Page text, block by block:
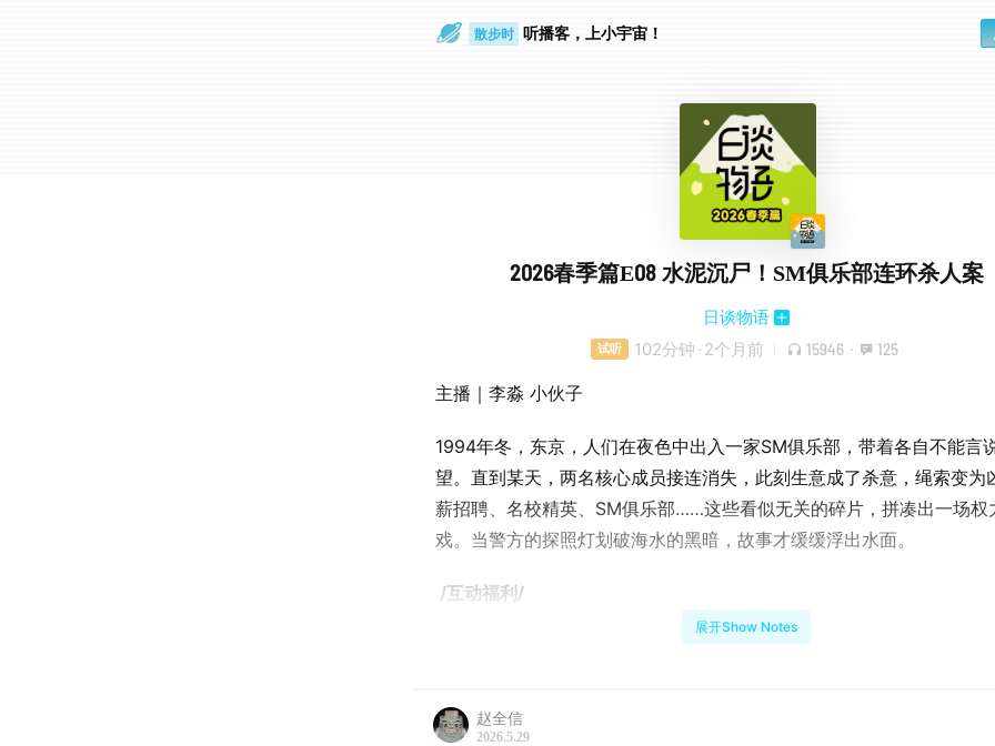
散步时
通勤路上
听播客，上小宇宙！
2026春季篇E08 水泥沉尸！SM俱乐部连环杀人案
日谈物语
试听 102分钟 · 2个月前 15946 · 125
主播｜李淼 小伙子
1994年冬，东京，人们在夜色中出入一家SM俱乐部，带着各自不能言
望。直到某天，两名核心成员接连消失，此刻生意成了杀意，绳索变为
薪招聘、名校精英、SM俱乐部……这些看似无关的碎片，拼凑出一场权
戏。当警方的探照灯划破海水的黑暗，故事才缓缓浮出水面。
/互动福利/
关注「日谈公园」微信公众号，并且评论区留言点赞数最高的3名听众可
*点赞数统计截至2026年6月6日（下周六）晚
展开Show Notes
赵全信
2026.5.29